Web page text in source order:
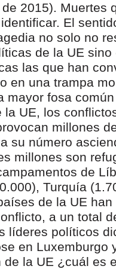
2015). Muertes
El
no solo no
de la UE sino
las que han
en una trampa
mayor fosa
la UE, los
millones
su número
millones son
de
Turquía
de la UE
a un total
líderes políticos
en Luxemburgo
la UE ¿cuál es